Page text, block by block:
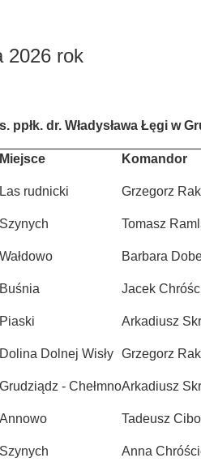
2026 rok
ppłk. dr. Władysława Łęgi w
Miejsce Komandor
Las rudnicki Grzegorz
Szynych Tomasz
Wałdowo Barbara
Buśnia Jacek
Piaski Arkadiusz
Dolina Dolnej Wisły Grzegorz
Grudziądz - ChełmnoArkadiusz
Annowo Tadeusz
Szynych Anna